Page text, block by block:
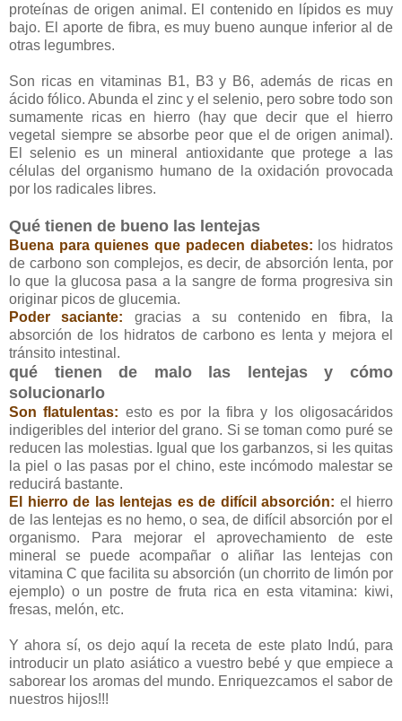
proteínas de origen animal. El contenido en lípidos es muy
bajo. El aporte de fibra, es muy bueno aunque inferior al de
otras legumbres.
Son ricas en vitaminas B1, B3 y B6, además de ricas en
ácido fólico. Abunda el zinc y el selenio, pero sobre todo son
sumamente ricas en hierro (hay que decir que el hierro
vegetal siempre se absorbe peor que el de origen animal).
El selenio es un mineral antioxidante que protege a las
células del organismo humano de la oxidación provocada
por los radicales libres.
Qué tienen de bueno las lentejas
Buena para quienes que padecen diabetes: los hidratos
de carbono son complejos, es decir, de absorción lenta, por
lo que la glucosa pasa a la sangre de forma progresiva sin
originar picos de glucemia.
Poder saciante: gracias a su contenido en fibra, la
absorción de los hidratos de carbono es lenta y mejora el
tránsito intestinal.
qué tienen de malo las lentejas y cómo
solucionarlo
Son flatulentas: esto es por la fibra y los oligosacáridos
indigeribles del interior del grano. Si se toman como puré se
reducen las molestias. Igual que los garbanzos, si les quitas
la piel o las pasas por el chino, este incómodo malestar se
reducirá bastante.
El hierro de las lentejas es de difícil absorción: el hierro
de las lentejas es no hemo, o sea, de difícil absorción por el
organismo. Para mejorar el aprovechamiento de este
mineral se puede acompañar o aliñar las lentejas con
vitamina C que facilita su absorción (un chorrito de limón por
ejemplo) o un postre de fruta rica en esta vitamina: kiwi,
fresas, melón, etc.
Y ahora sí, os dejo aquí la receta de este plato Indú, para
introducir un plato asiático a vuestro bebé y que empiece a
saborear los aromas del mundo. Enriquezcamos el sabor de
nuestros hijos!!!